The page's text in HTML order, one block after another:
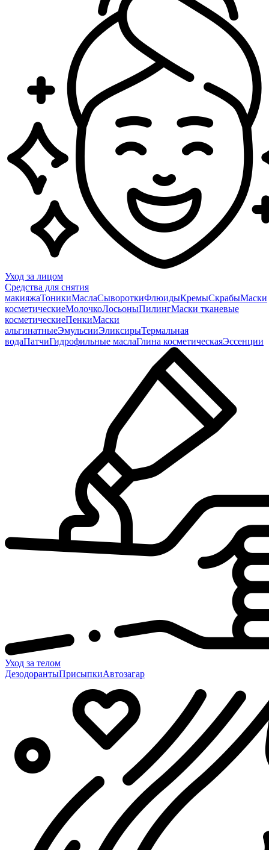
Уход за лицом
Средства для снятия
макияжаТоникиМаслаСывороткиФлюидыКремыСкрабыМаски
косметическиеМолочкоЛосьоныПилингМаски тканевые
косметическиеПенкиМаски
альгинатныеЭмульсииЭликсирыТермальная
водаПатчиГидрофильные маслаГлина косметическаяЭссенции
Уход за телом
ДезодорантыПрисыпкиАвтозагар